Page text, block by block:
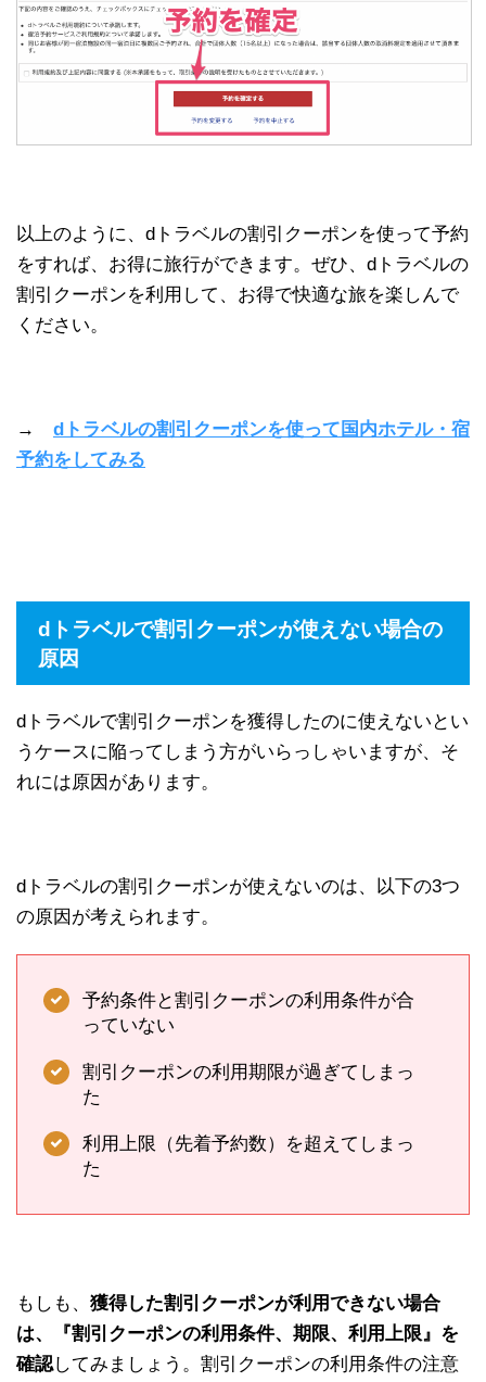
以上のように、dトラベルの割引クーポンを使って予約
をすれば、お得に旅行ができます。ぜひ、dトラベルの
割引クーポンを利用して、お得で快適な旅を楽しんで
ください。
→ dトラベルの割引クーポンを使って国内ホテル・宿
予約をしてみる
dトラベルで割引クーポンが使えない場合の
原因
dトラベルで割引クーポンを獲得したのに使えないとい
うケースに陥ってしまう方がいらっしゃいますが、そ
れには原因があります。
dトラベルの割引クーポンが使えないのは、以下の3つ
の原因が考えられます。
予約条件と割引クーポンの利用条件が合
っていない
割引クーポンの利用期限が過ぎてしまっ
た
利用上限（先着予約数）を超えてしまっ
た
もしも、 獲得した割引クーポンが利用できない場合
は、『割引クーポンの利用条件、期限、利用上限』を
確認してみましょう。割引クーポンの利用条件の注意